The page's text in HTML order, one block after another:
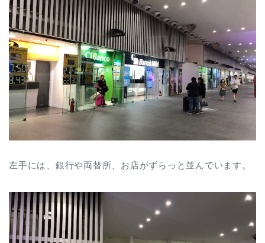
左手には、銀行や両替所、お店がずらっと並んでいます。